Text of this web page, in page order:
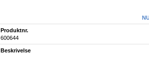
Produktnr.
600644
Beskrivelse